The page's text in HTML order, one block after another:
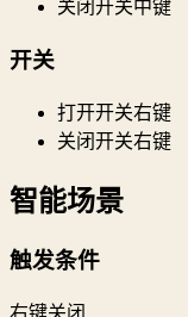
关闭开关中键
开关
打开开关右键
关闭开关右键
智能场景
触发条件